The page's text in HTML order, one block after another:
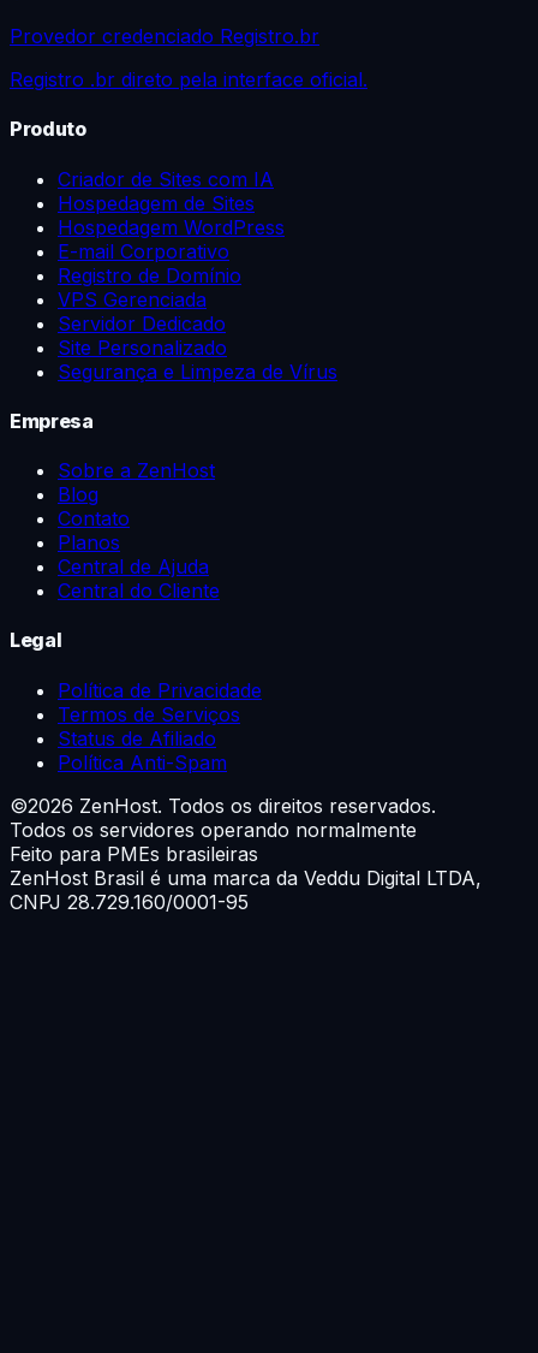
Provedor credenciado Registro.br
Registro .br direto pela interface oficial.
Produto
Criador de Sites com IA
Hospedagem de Sites
Hospedagem WordPress
E-mail Corporativo
Registro de Domínio
VPS Gerenciada
Servidor Dedicado
Site Personalizado
Segurança e Limpeza de Vírus
Empresa
Sobre a ZenHost
Blog
Contato
Planos
Central de Ajuda
Central do Cliente
Legal
Política de Privacidade
Termos de Serviços
Status de Afiliado
Política Anti-Spam
©2026 ZenHost. Todos os direitos reservados.
Todos os servidores operando normalmente
Feito para PMEs brasileiras
ZenHost Brasil é uma marca da Veddu Digital LTDA,
CNPJ 28.729.160/0001-95